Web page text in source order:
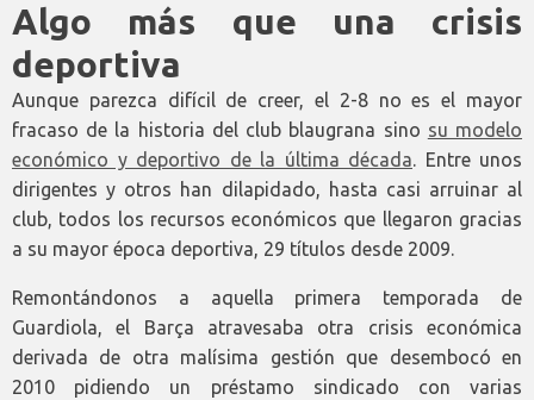
Algo más que una crisis
deportiva
Aunque parezca difícil de creer, el 2-8 no es el mayor
fracaso de la historia del club blaugrana sino su modelo
económico y deportivo de la última década. Entre unos
dirigentes y otros han dilapidado, hasta casi arruinar al
club, todos los recursos económicos que llegaron gracias
a su mayor época deportiva, 29 títulos desde 2009.
Remontándonos a aquella primera temporada de
Guardiola, el Barça atravesaba otra crisis económica
derivada de otra malísima gestión que desembocó en
2010 pidiendo un préstamo sindicado con varias